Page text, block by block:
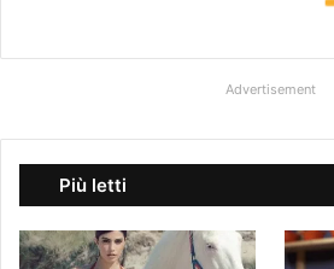
Advertisement
Più letti